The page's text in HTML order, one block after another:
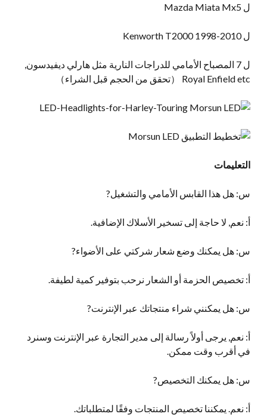
ل Mazda Miata Mx5
ل Kenworth T2000 1998-2010
ل 7 المصباح الأمامي للدراجات النارية مثل هارلي ديفيدسون,
Royal Enfield etc （تحقق من الحجم قبل الشراء）
التعليمات
س: هل هذا القابس الأمامي والتشغيل?
أ: نعم, لا حاجة إلى تسخير الأسلاك الإضافية.
س: هل يمكنك وضع شعار شركتي على الأضواء?
أ: تخصيص الحزمة أو الشعار نرحب بتوفير كمية لطيفة.
س: هل يمكنني شراء منتجاتك عبر الإنترنت?
أ: نعم, يرجى أولاً رسالة إلى مدير التجارة عبر الإنترنت وسنرد
في أقرب وقت ممكن.
س: هل يمكنك التخصيص?
أ: نعم. يمكننا تخصيص المنتجات وفقًا لمتطلباتك.